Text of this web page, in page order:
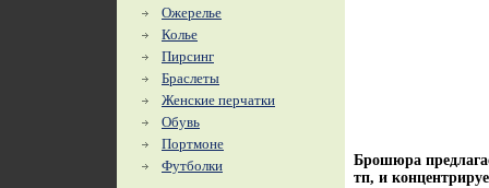
Ожерелье
Колье
Пирсинг
Браслеты
Женские перчатки
Обувь
Портмоне
Футболки
Брошюра
тп, и